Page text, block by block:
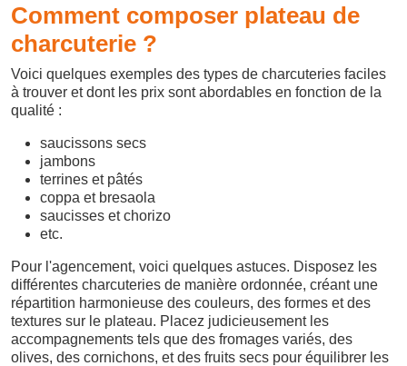
Comment composer plateau de
charcuterie ?
Voici quelques exemples des types de charcuteries faciles
à trouver et dont les prix sont abordables en fonction de la
qualité :
saucissons secs
jambons
terrines et pâtés
coppa et bresaola
saucisses et chorizo
etc.
Pour l'agencement, voici quelques astuces. Disposez les
différentes charcuteries de manière ordonnée, créant une
répartition harmonieuse des couleurs, des formes et des
textures sur le plateau. Placez judicieusement les
accompagnements tels que des fromages variés, des
olives, des cornichons, et des fruits secs pour équilibrer les